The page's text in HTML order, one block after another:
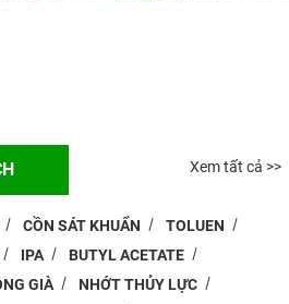
CỒN SÁT KHUẨN
TOLUEN
IPA
BUTYL ACETATE
GIÀ
NHỚT THỦY LỰC
Xem tất cả >>